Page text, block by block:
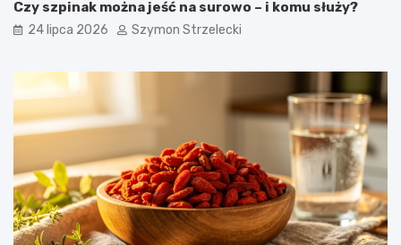
Czy szpinak można jeść na surowo – i komu służy?
24 lipca 2026 Szymon Strzelecki